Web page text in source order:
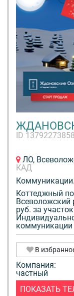
ID
ЛО,
КАД
Коммуникации
Коттеджный
Всеволожский
руб. за
коммуникации
В
Компания:
частный
ПОКАЗАТЬ